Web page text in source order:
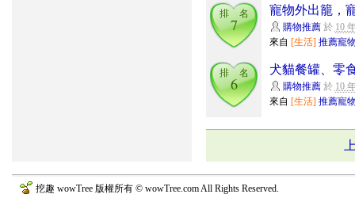
寵物外出籠，
購物推薦於 10
來自 [生活] 推薦寵
排 名
7
犬貓餐罐、零
購物推薦於 10
來自 [生活] 推薦寵
排 名
6
挖趣 wowTree 版權所有 © wowTree.com All Rights Reserved.